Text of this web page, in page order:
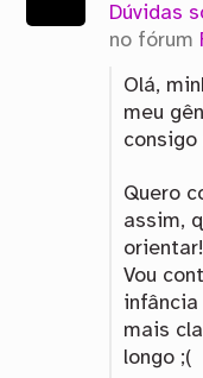
Dúvidas
no fórum
Olá,
meu
consigo
Quero
assim,
orientar!
Vou
mais
longo ;(